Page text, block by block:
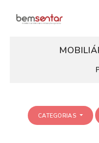
CATEGORIAS